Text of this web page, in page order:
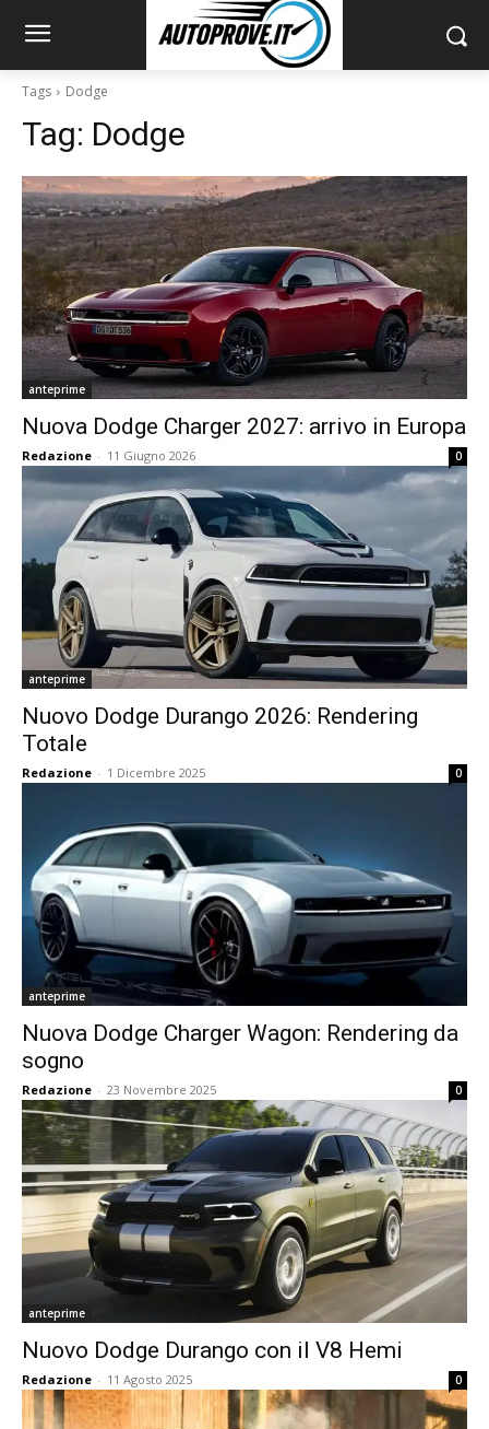
Tags Dodge
Tag: Dodge
anteprime
Nuova Dodge Charger 2027: arrivo in Europa
Redazione - 11 Giugno 2026 0
anteprime
Nuovo Dodge Durango 2026: Rendering
Totale
Redazione - 1 Dicembre 2025 0
anteprime
Nuova Dodge Charger Wagon: Rendering da
sogno
Redazione - 23 Novembre 2025 0
anteprime
Nuovo Dodge Durango con il V8 Hemi
Redazione - 11 Agosto 2025 0